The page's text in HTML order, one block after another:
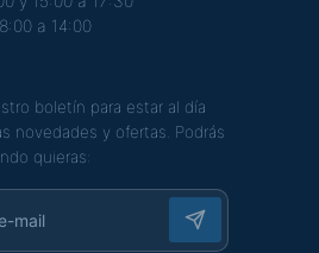
a 14:00
boletín para estar al día
novedades y ofertas. Podrás
quieras: